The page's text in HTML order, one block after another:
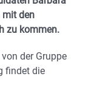
mit den
zu kommen.
der Gruppe
findet die